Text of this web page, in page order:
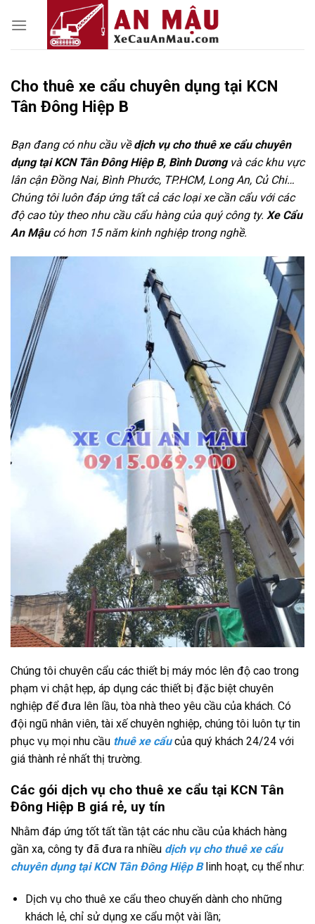
Cho thuê xe cẩu chuyên dụng tại KCN
Tân Đông Hiệp B
Bạn đang có nhu cầu vềdịch vụ cho thuê xe cẩu chuyên
dụng tại KCN Tân Đông Hiệp B, Bình Dươngvà các khu vực
lân cận Đồng Nai, Bình Phước, TP.HCM, Long An, Củ Chi…
Chúng tôi luôn đáp ứng tất cả các loại xe cần cẩu với các
độ cao tùy theo nhu cầu cẩu hàng của quý công ty. Xe Cẩu
An Mậucó hơn 15 năm kinh nghiệp trong nghề.
Chúng tôi chuyên cẩu các thiết bị máy móc lên độ cao trong
phạm vi chật hẹp, áp dụng các thiết bị đặc biệt chuyên
nghiệp để đưa lên lầu, tòa nhà theo yêu cầu của khách. Có
đội ngũ nhân viên, tài xế chuyên nghiệp, chúng tôi luôn tự tin
phục vụ mọi nhu cầu thuê xe cẩucủa quý khách 24/24 với
giá thành rẻ nhất thị trường.
Các gói dịch vụ cho thuê xe cẩu tại KCN Tân
Đông Hiệp B giá rẻ, uy tín
Nhằm đáp ứng tốt tất tần tật các nhu cầu của khách hàng
gần xa, công ty đã đưa ra nhiều dịch vụ cho thuê xe cẩu
chuyên dụng tại KCN Tân Đông Hiệp Blinh hoạt, cụ thể như:
Dịch vụ cho thuê xe cẩu theo chuyến dành cho những
khách lẻ, chỉ sử dụng xe cẩu một vài lần;